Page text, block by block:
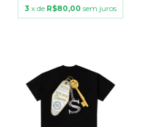
3 x de R$80,00 sem juros